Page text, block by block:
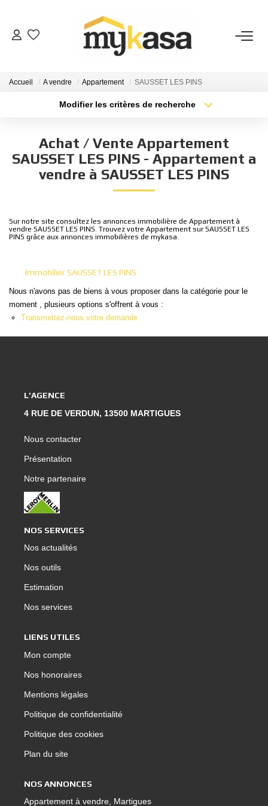
VENTES
PARRAINAGE
Qui Sommes-Nous
Nous Rejoindre
Nos Actualités
Nos Témoignages
Accueil A vendre Appartement SAUSSET LES PINS
Modifier les critères de recherche
Sélectionnez...
Type de bien
Surface min
Achat / Vente Appartement
SAUSSET LES PINS - Appartement a
vendre à SAUSSET LES PINS
Sur notre site consultez les annonces immobilière de Appartement à
vendre SAUSSET LES PINS. Trouvez votre Appartement sur SAUSSET LES
PINS grâce aux annonces immobilières de mykasa.
Immobilier SAUSSET LES PINS
Nous n'avons pas de biens à vous proposer dans la catégorie pour le
moment , plusieurs options s'offrent à vous :
Transmettez-nous votre demande
L'AGENCE
4 RUE DE VERDUN, 13500 MARTIGUES
Nous contacter
Présentation
Notre partenaire
NOS SERVICES
Nos actualités
Nos outils
Estimation
Nos services
LIENS UTILES
Mon compte
Nos honoraires
Mentions légales
Politique de confidentialité
Politique des cookies
Plan du site
NOS ANNONCES
Appartement à vendre, Martigues